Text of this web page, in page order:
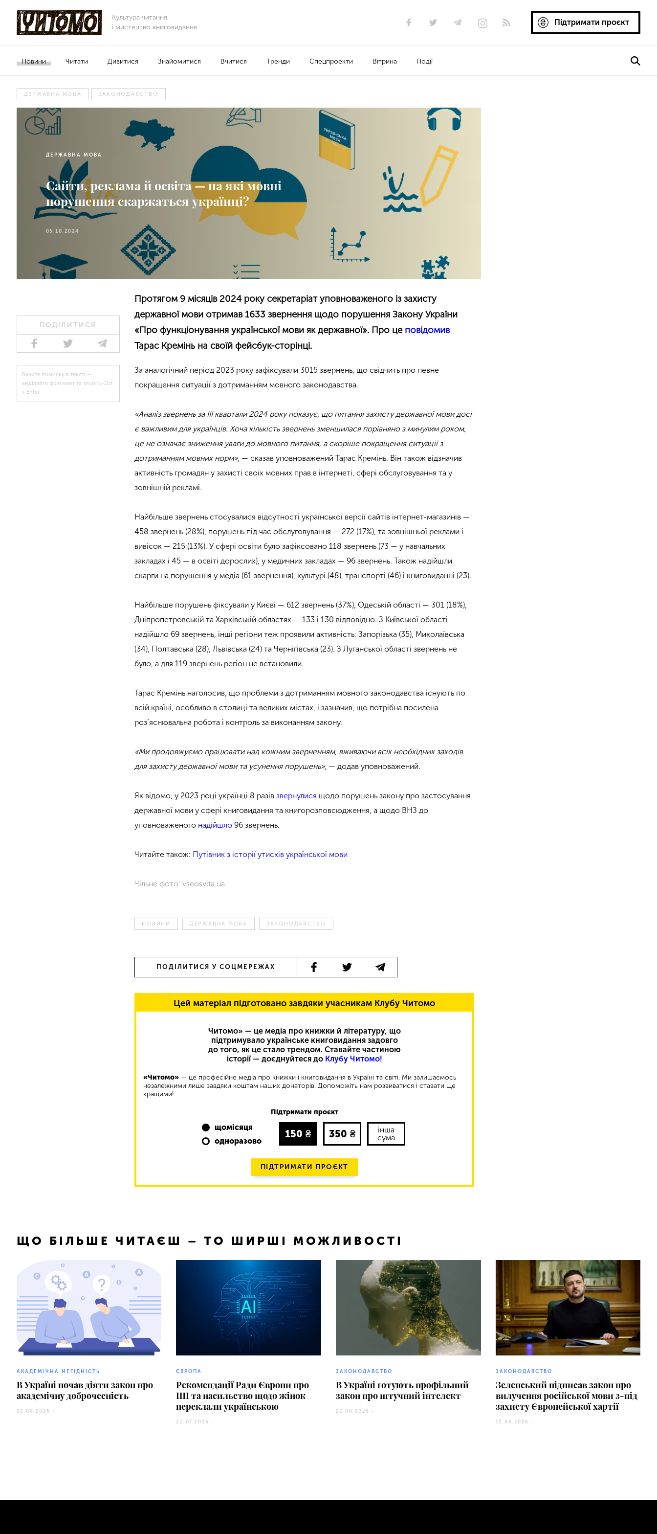
Культура читання
і мистецтво книговидання
Підтримати проєкт
Новини Читати Дивитися Знайомитися Вчитися Тренди Спецпроекти Вітрина Події
ДЕРЖАВНА МОВА ЗАКОНОДАВСТВО
ДЕРЖАВНА МОВА
Сайти, реклама й освіта — на які мовні
порушення скаржаться українці?
05.10.2024
ПОДІЛИТИСЯ
Бачите помилку в тексті —
виділяйте фрагмент та тисніть Ctrl
+ Enter
Протягом 9 місяців 2024 року секретаріат уповноваженого із захисту
державної мови отримав 1633 звернення щодо порушення Закону України
«Про функціонування української мови як державної». Про це повідомив
Тарас Кремінь на своїй фейсбук-сторінці.
За аналогічний період 2023 року зафіксували 3015 звернень, що свідчить про певне
покращення ситуації з дотриманням мовного законодавства.
«Аналіз звернень за III квартали 2024 року показує, що питання захисту державної мови досі
є важливим для українців. Хоча кількість звернень зменшилася порівняно з минулим роком,
це не означає зниження уваги до мовного питання, а скоріше покращення ситуації з
дотриманням мовних норм», — сказав уповноважений Тарас Кремінь. Він також відзначив
активність громадян у захисті своїх мовних прав в інтернеті, сфері обслуговування та у
зовнішній рекламі.
Найбільше звернень стосувалися відсутності української версії сайтів інтернет-магазинів —
458 звернень (28%), порушень під час обслуговування — 272 (17%), та зовнішньої реклами і
вивісок — 215 (13%). У сфері освіти було зафіксовано 118 звернень (73 — у навчальних
закладах і 45 — в освіті дорослих), у медичних закладах — 96 звернень. Також надійшли
скарги на порушення у медіа (61 звернення), культурі (48), транспорті (46) і книговиданні (23).
Найбільше порушень фіксували у Києві — 612 звернень (37%), Одеській області — 301 (18%),
Дніпропетровській та Харківській областях — 133 і 130 відповідно. З Київської області
надійшло 69 звернень, інші регіони теж проявили активність: Запорізька (35), Миколаївська
(34), Полтавська (28), Львівська (24) та Чернігівська (23). З Луганської області звернень не
було, а для 119 звернень регіон не встановили.
Тарас Кремінь наголосив, що проблеми з дотриманням мовного законодавства існують по
всій країні, особливо в столиці та великих містах, і зазначив, що потрібна посилена
роз’яснювальна робота і контроль за виконанням закону.
«Ми продовжуємо працювати над кожним зверненням, вживаючи всіх необхідних заходів
для захисту державної мови та усунення порушень», — додав уповноважений.
Як відомо, у 2023 році українці 8 разівзвернулися щодо порушень закону про застосування
державної мови у сфері книговидання та книгорозповсюдження, а щодо ВНЗ до
уповноваженого надійшло 96 звернень.
Читайте також: Путівник з історії утисків української мови
Чільне фото: vseosvita.ua
НОВИНИ ДЕРЖАВНА МОВА ЗАКОНОДАВСТВО
ПОДІЛИТИСЯ У СОЦМЕРЕЖАХ
Цей матеріал підготовано завдяки учасникам Клубу Читомо
Читомо» — це медіа про книжки й літературу, що
підтримувало українське книговидання задовго
до того, як це стало трендом. Ставайте частиною
історії — доєднуйтеся до Клубу Читомо!
«Читомо» — це професійне медіа про книжки і книговидання в Україні та світі. Ми залишаємось
незалежними лише завдяки коштам наших донаторів. Допоможіть нам розвиватися і ставати ще
кращими!
Підтримати проєкт
щомісяця
одноразово
150 ₴ 350 ₴
інша
сума
ПІДТРИМАТИ ПРОЄКТ
ЩО БІЛЬШЕ ЧИТАЄШ – ТО ШИРШІ МОЖЛИВОСТІ
АКАДЕМІЧНА НЕГІДНІСТЬ
В Україні почав діяти закон про
академічну доброчесність
02.08.2026 -
ЄВРОПА
Рекомендації Ради Європи про
ШІ та насильство щодо жінок
переклали українською
22.07.2026 -
ЗАКОНОДАВСТВО
В Україні готують профільний
закон про штучний інтелект
22.06.2026 -
ЗАКОНОДАВСТВО
Зеленський підписав закон про
вилучення російської мови з-під
захисту Європейської хартії
13.06.2026 -